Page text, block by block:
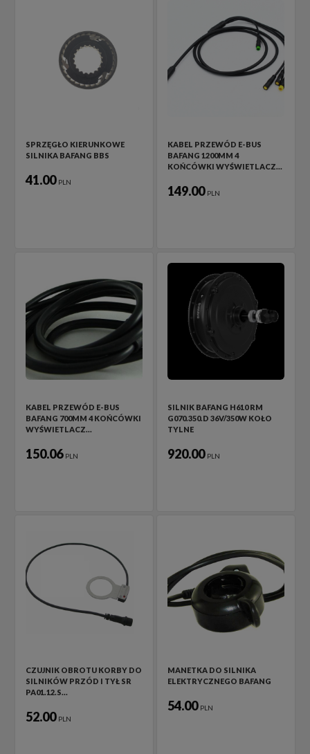
SPRZĘGŁO KIERUNKOWE
SILNIKA BAFANG BBS
41.00 PLN
KABEL PRZEWÓD E-BUS
BAFANG 1200MM 4
KOŃCÓWKI WYŚWIETLACZ…
149.00 PLN
KABEL PRZEWÓD E-BUS
BAFANG 700MM 4 KOŃCÓWKI
WYŚWIETLACZ…
150.06 PLN
SILNIK BAFANG H610 RM
G070.350.D 36V/350W KOŁO
TYLNE
920.00 PLN
CZUJNIK OBROTU KORBY DO
SILNIKÓW PRZÓD I TYŁ SR
PA01.12.S…
52.00 PLN
MANETKA DO SILNIKA
ELEKTRYCZNEGO BAFANG
54.00 PLN